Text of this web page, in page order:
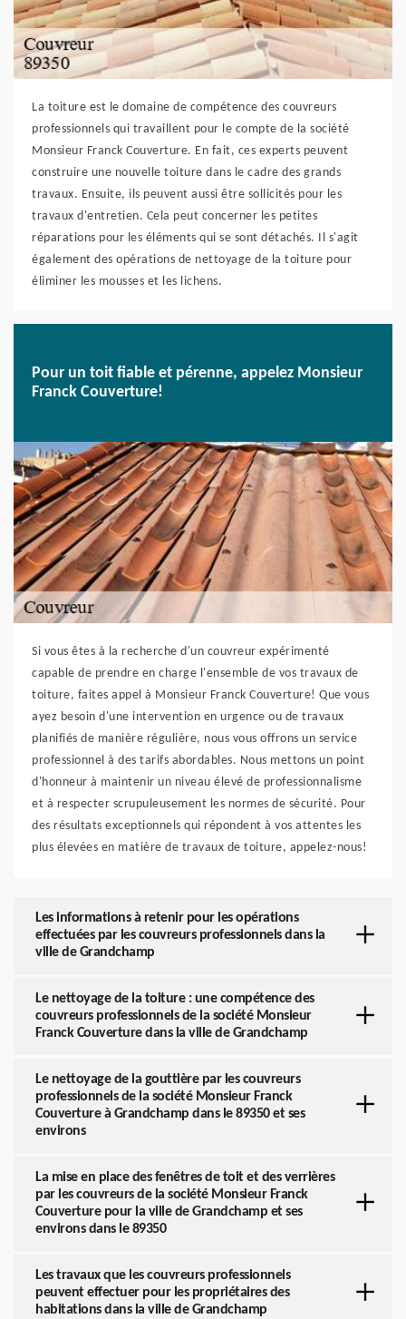
La toiture est le domaine de compétence des couvreurs
professionnels qui travaillent pour le compte de la société
Monsieur Franck Couverture. En fait, ces experts peuvent
construire une nouvelle toiture dans le cadre des grands
travaux. Ensuite, ils peuvent aussi être sollicités pour les
travaux d'entretien. Cela peut concerner les petites
réparations pour les éléments qui se sont détachés. Il s'agit
également des opérations de nettoyage de la toiture pour
éliminer les mousses et les lichens.
Pour un toit fiable et pérenne, appelez Monsieur
Franck Couverture!
Si vous êtes à la recherche d'un couvreur expérimenté
capable de prendre en charge l'ensemble de vos travaux de
toiture, faites appel à Monsieur Franck Couverture! Que vous
ayez besoin d'une intervention en urgence ou de travaux
planifiés de manière régulière, nous vous offrons un service
professionnel à des tarifs abordables. Nous mettons un point
d'honneur à maintenir un niveau élevé de professionnalisme
et à respecter scrupuleusement les normes de sécurité. Pour
des résultats exceptionnels qui répondent à vos attentes les
plus élevées en matière de travaux de toiture, appelez-nous!
Les informations à retenir pour les opérations
effectuées par les couvreurs professionnels dans la
ville de Grandchamp
Le nettoyage de la toiture : une compétence des
couvreurs professionnels de la société Monsieur
Franck Couverture dans la ville de Grandchamp
Le nettoyage de la gouttière par les couvreurs
professionnels de la société Monsieur Franck
Couverture à Grandchamp dans le 89350 et ses
environs
La mise en place des fenêtres de toit et des verrières
par les couvreurs de la société Monsieur Franck
Couverture pour la ville de Grandchamp et ses
environs dans le 89350
Les travaux que les couvreurs professionnels
peuvent effectuer pour les propriétaires des
habitations dans la ville de Grandchamp